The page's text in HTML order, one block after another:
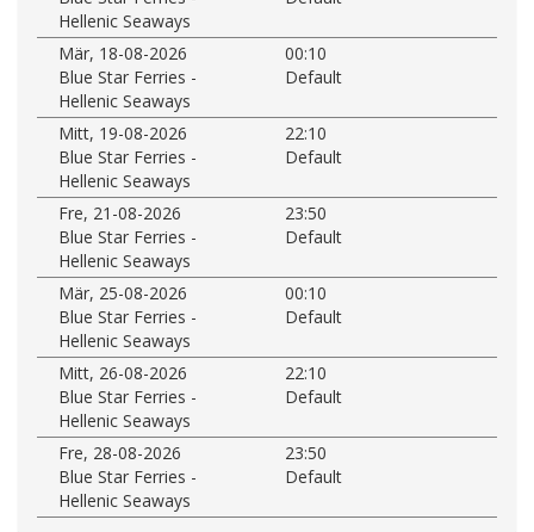
Hellenic Seaways
Mär, 18-08-2026
00:10
Blue Star Ferries -
Hellenic Seaways
Default
Mitt, 19-08-2026
22:10
Blue Star Ferries -
Hellenic Seaways
Default
Fre, 21-08-2026
23:50
Blue Star Ferries -
Hellenic Seaways
Default
Mär, 25-08-2026
00:10
Blue Star Ferries -
Hellenic Seaways
Default
Mitt, 26-08-2026
22:10
Blue Star Ferries -
Hellenic Seaways
Default
Fre, 28-08-2026
23:50
Blue Star Ferries -
Hellenic Seaways
Default